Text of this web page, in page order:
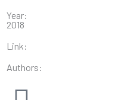
Year:
2018
Link:
Authors: